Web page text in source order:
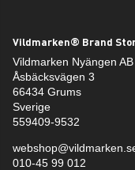
Vildmarken® Brand
Vildmarken Nyängen AB
Åsbäcksvägen 3
66434 Grums
Sverige
559409-9532
010-45 99 012